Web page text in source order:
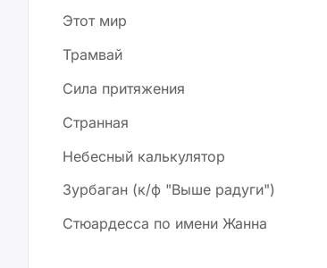
Этот мир
Трамвай
Сила притяжения
Странная
Небесный калькулятор
Зурбаган (к/ф "Выше радуги")
Стюардесса по имени Жанна